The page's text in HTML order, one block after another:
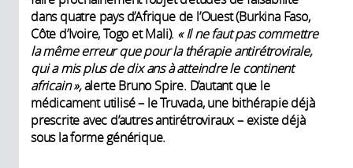
dans quatre pays d’Afrique de l’Ouest (Burkina Faso,
Côte d’Ivoire, Togo et Mali). « Il ne faut pas commettre
la même erreur que pour la thérapie antirétrovirale,
qui a mis plus de dix ans à atteindre le continent
africain »,alerte Bruno Spire. D’autant que le
médicament utilisé – le Truvada, une bithérapie déjà
prescrite avec d’autres antirétroviraux – existe déjà
sous la forme générique.